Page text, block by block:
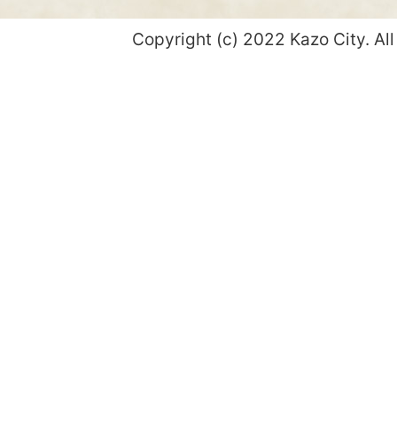
Copyright (c) 2022 Kazo City.